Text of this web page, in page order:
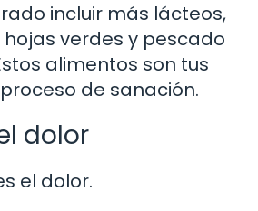
incluir más lácteos,
verdes y pescado
alimentos son tus
de sanación.
dolor
el dolor.